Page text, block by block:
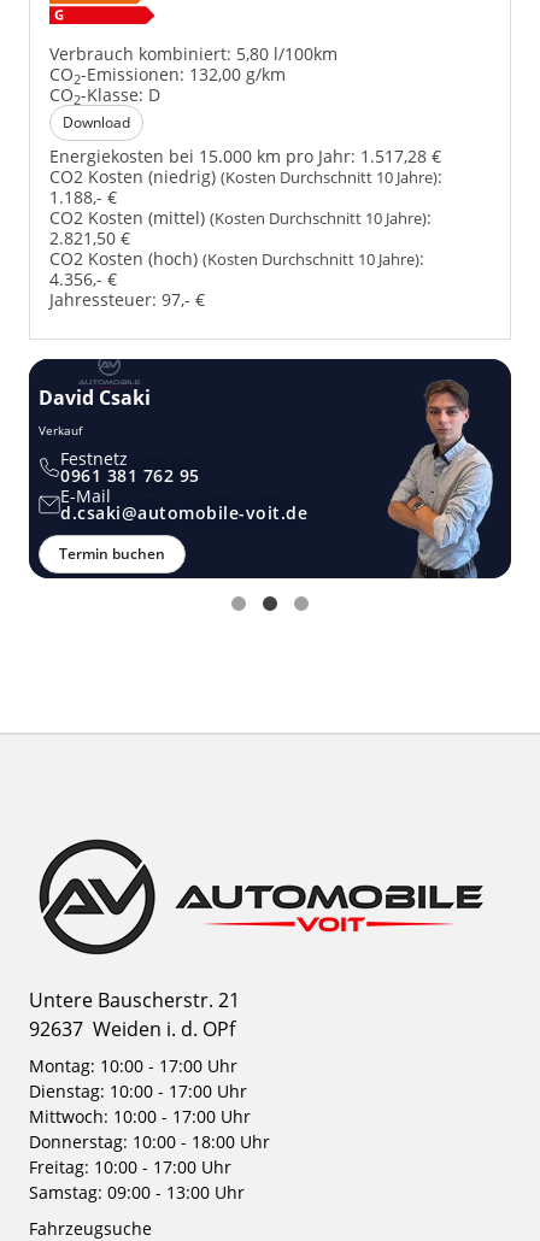
Verbrauch kombiniert: 5,80 l/100km
CO2-Emissionen: 132,00 g/km
CO2-Klasse: D
Download
Energiekosten bei 15.000 km pro Jahr: 1.517,28 €
CO2 Kosten (niedrig) (Kosten Durchschnitt 10 Jahre):
1.188,- €
CO2 Kosten (mittel) (Kosten Durchschnitt 10 Jahre):
2.821,50 €
CO2 Kosten (hoch) (Kosten Durchschnitt 10 Jahre):
4.356,- €
Jahressteuer: 97,- €
David Csaki
Verkauf
Festnetz
0961 381 762 95
E-Mail
d.csaki@automobile-voit.de
Termin buchen
Untere Bauscherstr. 21
92637 Weiden i. d. OPf
Montag: 10:00 - 17:00 Uhr
Dienstag: 10:00 - 17:00 Uhr
Mittwoch: 10:00 - 17:00 Uhr
Donnerstag: 10:00 - 18:00 Uhr
Freitag: 10:00 - 17:00 Uhr
Samstag: 09:00 - 13:00 Uhr
Fahrzeugsuche